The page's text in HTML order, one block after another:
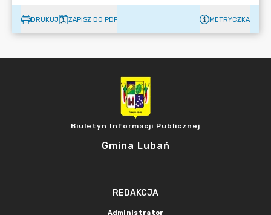
DRUKUJ ZAPISZ DO PDF METRYCZKA
Biuletyn Informacji Publicznej
Gmina Lubań
REDAKCJA
Administrator